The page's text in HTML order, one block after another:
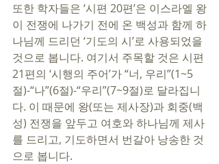
또한 학자들은 ‘시편 20편’은 이스라엘 왕
이 전쟁에 나가기 전에 온 백성과 함께 하
나님께 드리던 ‘기도의 시’로 사용되었을
것으로 봅니다. 여기서 주목할 것은 시편
21편의 ‘시행의 주어’가 “너, 우리”(1~5
절)-“나”(6절)-“우리”(7~9절)로 달라집니
다. 이 때문에 왕(또는 제사장)과 회중(백
성) 전쟁을 앞두고 여호와 하나님께 제사
를 드리고, 기도하면서 번갈아 낭송한 것
으로 봅니다.